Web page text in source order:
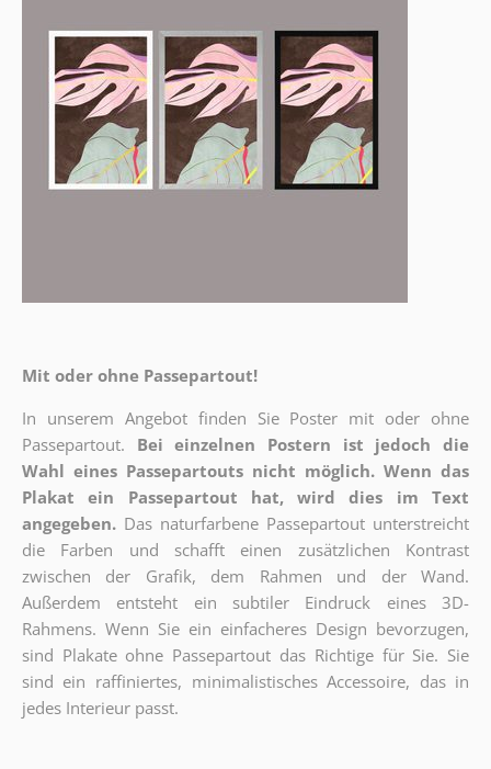
Mit oder ohne Passepartout!
In unserem Angebot finden Sie Poster mit oder ohne
Passepartout.
Bei einzelnen Postern ist jedoch die
Wahl eines Passepartouts nicht möglich. Wenn das
Plakat ein Passepartout hat, wird dies im Text
angegeben. Das naturfarbene Passepartout unterstreicht
die Farben und schafft einen zusätzlichen Kontrast
zwischen der Grafik, dem Rahmen und der Wand.
Außerdem entsteht ein subtiler Eindruck eines 3D-
Rahmens. Wenn Sie ein einfacheres Design bevorzugen,
sind Plakate ohne Passepartout das Richtige für Sie. Sie
sind ein raffiniertes, minimalistisches Accessoire, das in
jedes Interieur passt.